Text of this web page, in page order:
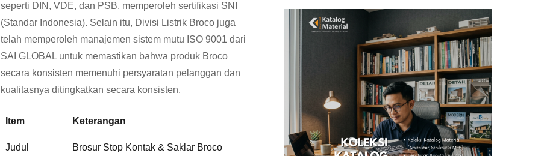
seperti DIN, VDE, dan PSB, memperoleh sertifikasi SNI
(Standar Indonesia). Selain itu, Divisi Listrik Broco juga
telah memperoleh manajemen sistem mutu ISO 9001 dari
SAI GLOBAL untuk memastikan bahwa produk Broco
secara konsisten memenuhi persyaratan pelanggan dan
kualitasnya ditingkatkan secara konsisten.
Item Keterangan
Judul
Brosur Stop Kontak & Saklar Broco